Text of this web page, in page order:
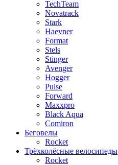
TechTeam
Novatrack
Stark
Haevner
Format
Stels
Stinger
Avenger
Hogger
Pulse
Forward
Maxxpro
Black Aqua
Comiron
Беговелы
Rocket
Трёхколёсные велосипеды
Rocket